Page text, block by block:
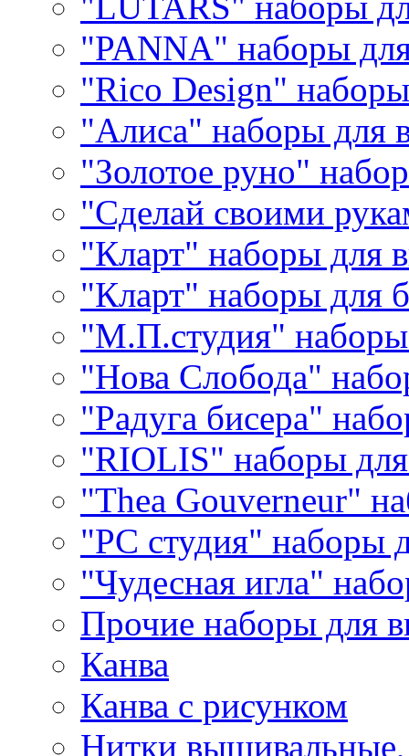
"PANNA" наборы
"Rico Design"
"Алиса" наборы для
"Золотое руно"
"Сделай своими
"Кларт" наборы для
"Кларт" наборы для
"М.П.студия"
"Нова Слобода"
"Радуга бисера"
"RIOLIS" наборы
"Thea Gouverneur"
"РС студия" наборы
"Чудесная игла"
Прочие наборы для
Канва
Канва с рисунком
Нитки